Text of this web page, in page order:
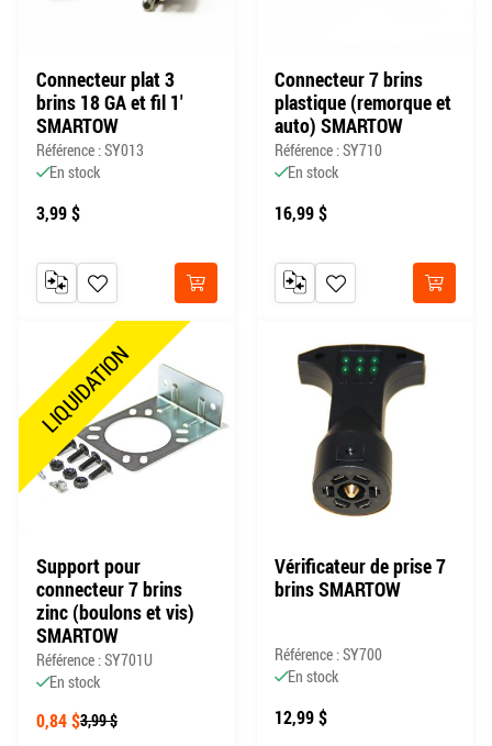
Connecteur plat 3
brins 18 GA et fil 1'
SMARTOW
Référence : SY013
En stock
3,99 $
Acheter
AJOUTER À MA LISTE DE SOUHAITS
AJOUTER AU COMPARATEUR
Connecteur 7 brins
plastique (remorque et
auto) SMARTOW
Référence : SY710
En stock
16,99 $
Acheter
AJOUTER À MA LISTE DE
AJOUTER AU COMPARATEUR
LIQUIDATION
Support pour
connecteur 7 brins
zinc (boulons et vis)
SMARTOW
Référence : SY701U
En stock
0,84 $3,99 $
Vérificateur de prise 7
brins SMARTOW
Référence : SY700
En stock
12,99 $